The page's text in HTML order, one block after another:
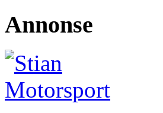
Annonse